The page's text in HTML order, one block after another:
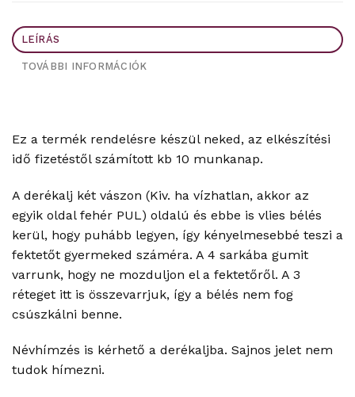
LEÍRÁS
TOVÁBBI INFORMÁCIÓK
Ez a termék rendelésre készül neked, az elkészítési
idő fizetéstől számított kb 10 munkanap.
A derékalj két vászon (Kiv. ha vízhatlan, akkor az
egyik oldal fehér PUL) oldalú és ebbe is vlies bélés
kerül, hogy puhább legyen, így kényelmesebbé teszi a
fektetőt gyermeked száméra. A 4 sarkába gumit
varrunk, hogy ne mozduljon el a fektetőről. A 3
réteget itt is összevarrjuk, így a bélés nem fog
csúszkálni benne.
Névhímzés is kérhető a derékaljba. Sajnos jelet nem
tudok hímezni.